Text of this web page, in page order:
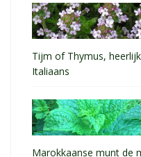
Tijm of Thymus, heerlijk
Italiaans
Marokkaanse munt de